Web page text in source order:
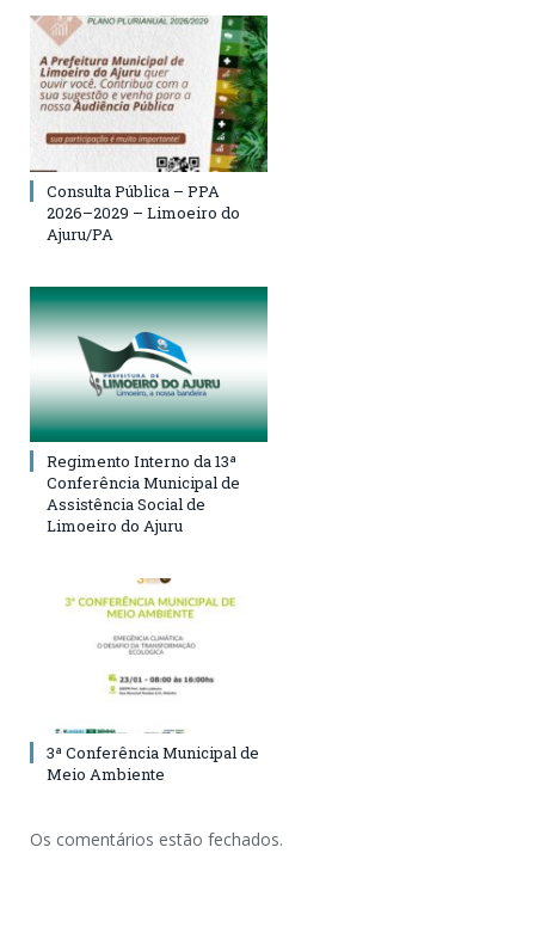
Consulta Pública – PPA
2026–2029 – Limoeiro do
Ajuru/PA
Regimento Interno da 13ª
Conferência Municipal de
Assistência Social de
Limoeiro do Ajuru
3ª Conferência Municipal de
Meio Ambiente
Os comentários estão fechados.